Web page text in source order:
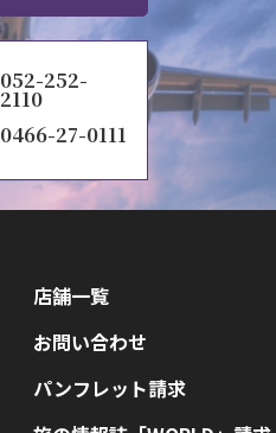
052-252-
2110
0466-27-0111
店舗一覧
お問い合わせ
パンフレット請求